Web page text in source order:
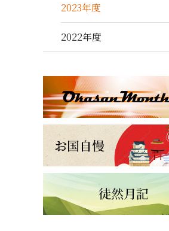
2023年度
2022年度